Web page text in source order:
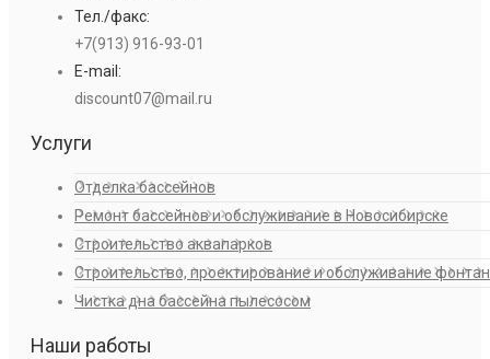
Тел./факс:
+7(913) 916-93-01
E-mail:
discount07@mail.ru
Услуги
Отделка бассейнов
Ремонт бассейнов и обслуживание в Новосибирске
Строительство аквапарков
Строительство, проектирование и обслуживание
Чистка дна бассейна пылесосом
Наши работы